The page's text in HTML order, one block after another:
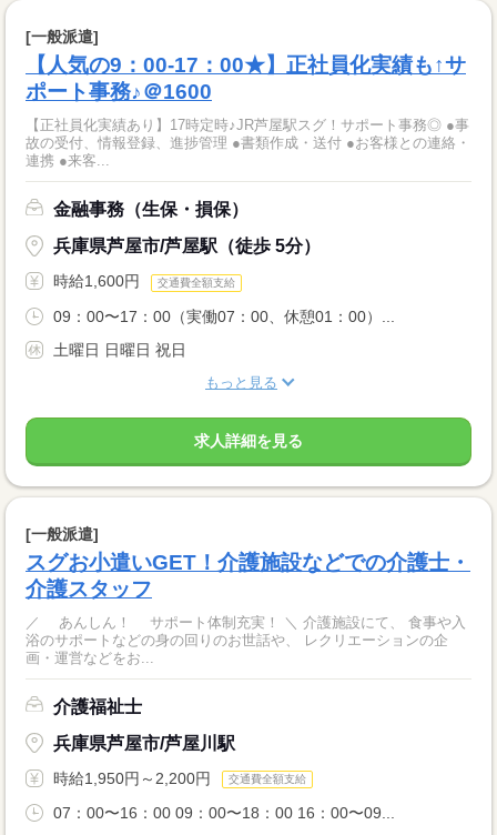
[一般派遣]
【人気の9：00-17：00★】正社員化実績も↑サ
ポート事務♪＠1600
【正社員化実績あり】17時定時♪JR芦屋駅スグ！サポート事務◎ ●事
故の受付、情報登録、進捗管理 ●書類作成・送付 ●お客様との連絡・
連携 ●来客...
金融事務（生保・損保）
兵庫県芦屋市/芦屋駅（徒歩 5分）
時給1,600円 交通費全額支給
09：00〜17：00（実働07：00、休憩01：00）...
土曜日 日曜日 祝日
もっと見る
求人詳細を見る
[一般派遣]
スグお小遣いGET！介護施設などでの介護士・
介護スタッフ
／ あんしん！ サポート体制充実！ ＼ 介護施設にて、 食事や入
浴のサポートなどの身の回りのお世話や、 レクリエーションの企
画・運営などをお...
介護福祉士
兵庫県芦屋市/芦屋川駅
時給1,950円～2,200円 交通費全額支給
07：00〜16：00 09：00〜18：00 16：00〜09...